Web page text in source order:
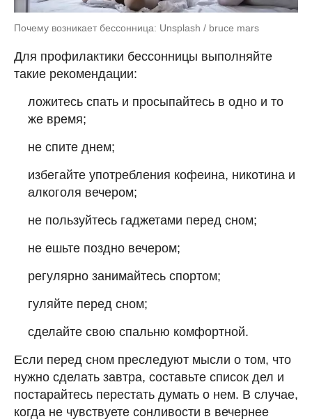
Почему возникает бессонница: Unsplash / bruce mars
Для профилактики бессонницы выполняйте
такие рекомендации:
ложитесь спать и просыпайтесь в одно и то
же время;
не спите днем;
избегайте употребления кофеина, никотина и
алкоголя вечером;
не пользуйтесь гаджетами перед сном;
не ешьте поздно вечером;
регулярно занимайтесь спортом;
гуляйте перед сном;
сделайте свою спальню комфортной.
Если перед сном преследуют мысли о том, что
нужно сделать завтра, составьте список дел и
постарайтесь перестать думать о нем. В случае,
когда не чувствуете сонливости в вечернее